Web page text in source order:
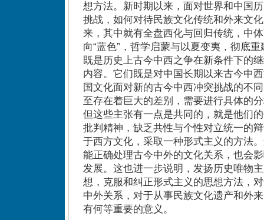
想方法。新时期以来，面对世界和中国
挑战，如何对待民族文化传统和外来文
来，其中就有全盘西化与回归传统，中
向“蓝色”，哲学启蒙与以夏变夷，彻底
既是历史上古今中西之争在新条件下的
内容。它们既是对中国长期以来古今中
国文化面对新的古今中西冲突挑战的不
至存在着巨大的差别，需要进行具体的
但这些主张有一点是共同的，就是他们
批判精神，缺乏共性与个性对立统一的
于西方文化，采取一种形式主义的方法
能正确处理古今中外的文化关系，也会
发展。这也进一步说明，发扬历史唯物
想，克服和纠正形式主义的思想方法，
中外关系，对于从事民族文化遗产和外
有何等重要的意义。